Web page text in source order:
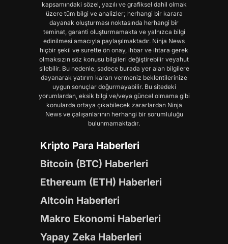
kapsamındaki sözel, yazılı ve grafiksel dahil olmak
üzere tüm bilgi ve analizler; herhangi bir karara
dayanak oluşturması noktasında herhangi bir
teminat, garanti oluşturmamakta ve yalnızca bilgi
edinilmesi amacıyla paylaşılmaktadır. Ninja News
hiçbir şekil ve surette ön onay, ihbar ve ihtara gerek
olmaksızın söz konusu bilgileri değiştirebilir veyahut
silebilir. Bu nedenle, sadece burada yer alan bilgilere
dayanarak yatırım kararı vermeniz beklentilerinize
uygun sonuçlar doğurmayabilir. Bu sitedeki
yorumlardan, eksik bilgi ve/veya güncel olmama gibi
konularda ortaya çıkabilecek zararlardan Ninja
News ve çalışanlarının herhangi bir sorumluluğu
bulunmamaktadır.
Kripto Para Haberleri
Bitcoin (BTC) Haberleri
Ethereum (ETH) Haberleri
Altcoin Haberleri
Makro Ekonomi Haberleri
Yapay Zeka Haberleri